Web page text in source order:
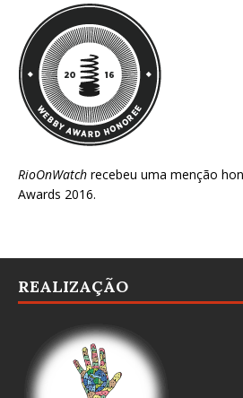
RioOnWatch recebeu uma menção
Awards 2016.
REALIZAÇÃO